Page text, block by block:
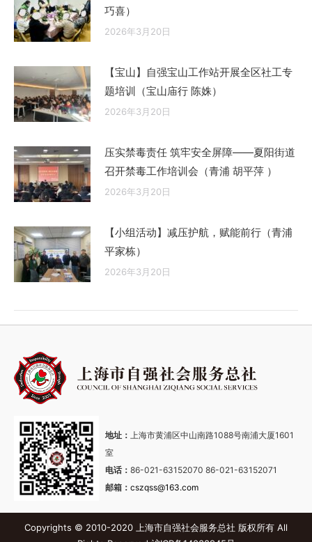
巧喜）
2026年3月20日
【宝山】自强宝山工作站开展全区社工专
题培训（宝山庙行 陈姝）
2026年3月20日
压实禁毒责任 筑牢安全屏障——夏阳街道
召开禁毒工作培训会（青浦 胡平萍 ）
2026年3月20日
【小组活动】减压护航，赋能前行（青浦
平家栋）
2026年3月20日
地址：
上海市黄浦区中山南路1088号南浦大厦1601
室
电话： 86-021-63152070 86-021-63152071
邮箱： cszqss@163.com
Copyrights © 2010-2020 上海市自强社会服务总社 版权所有 All